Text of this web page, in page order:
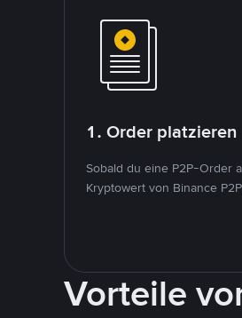
1. Order platzieren
Sobald du eine P2P-Order
Kryptowert von Binance
Vorteile